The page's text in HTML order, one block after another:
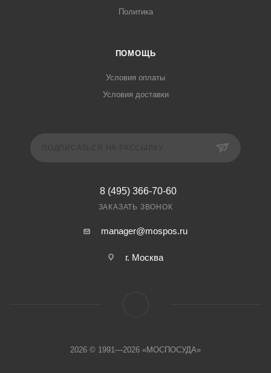
Политика
ПОМОЩЬ
Условия оплаты
Условия доставки
8 (495) 366-70-60
ЗАКАЗАТЬ ЗВОНОК
manager@mospos.ru
г. Москва
2026 © 1991—2026 «МОСПОСУДА»